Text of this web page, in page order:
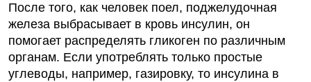
После того, как человек поел, поджелудочная
железа выбрасывает в кровь инсулин, он
помогает распределять гликоген по различным
органам. Если употреблять только простые
углеводы, например, газировку, то инсулина в